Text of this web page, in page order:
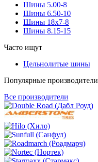
Шины 5.00-8
Шины 6.50-10
Шины 18x7-8
Шины 8.15-15
Часто ищут
Цельнолитые шины
Популярные производители
Все производители